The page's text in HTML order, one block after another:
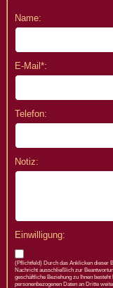
Name:
E-Mail*:
Telefon:
Notiz:
Einwilligung:
(Pflichtfeld) Durch das Anklicken dieser
Nachricht ausschließlich zur
geschäftliche Beziehung zu Ihnen
personenbezogenen Daten an Dritte